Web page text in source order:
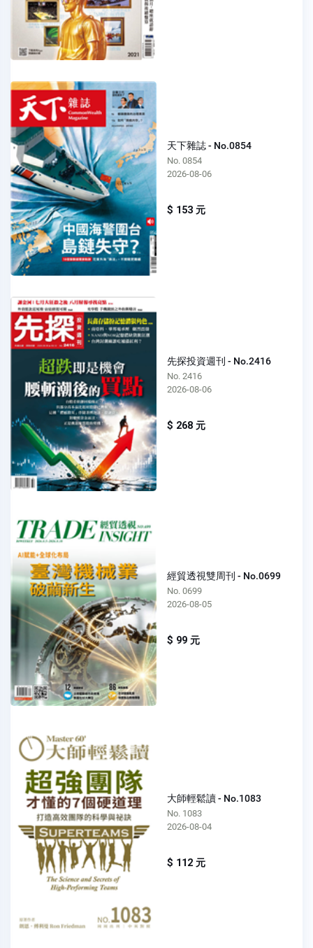
天下雜誌 - No.0854
No. 0854
2026-08-06
$ 153 元
先探投資週刊 - No.2416
No. 2416
2026-08-06
$ 268 元
經貿透視雙周刊 - No.0699
No. 0699
2026-08-05
$ 99 元
大師輕鬆讀 - No.1083
No. 1083
2026-08-04
$ 112 元